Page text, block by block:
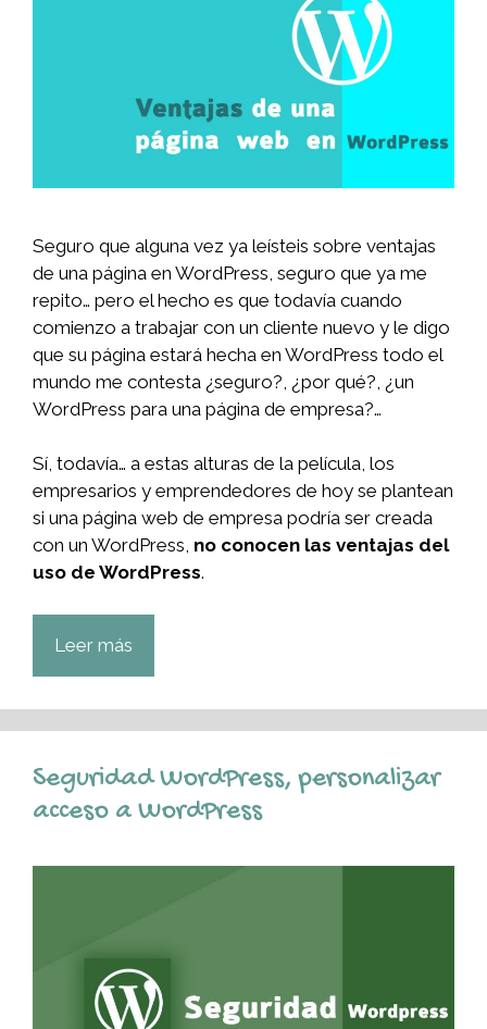
Seguro que alguna vez ya leísteis sobre ventajas
de una página en WordPress, seguro que ya me
repito… pero el hecho es que todavía cuando
comienzo a trabajar con un cliente nuevo y le digo
que su página estará hecha en WordPress todo el
mundo me contesta ¿seguro?, ¿por qué?, ¿un
WordPress para una página de empresa?…
Sí, todavía… a estas alturas de la película, los
empresarios y emprendedores de hoy se plantean
si una página web de empresa podría ser creada
con un WordPress, no conocen las ventajas del
uso de WordPress.
Leer más
Seguridad WordPress, personalizar
acceso a WordPress